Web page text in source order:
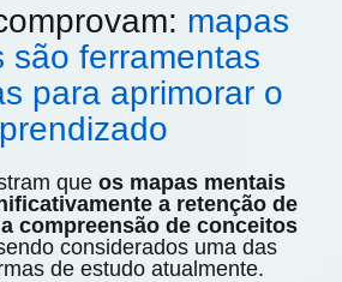
mapas
são ferramentas
para aprimorar o
que os mapas mentais
a retenção de
compreensão de conceitos
considerados uma das
de estudo atualmente.